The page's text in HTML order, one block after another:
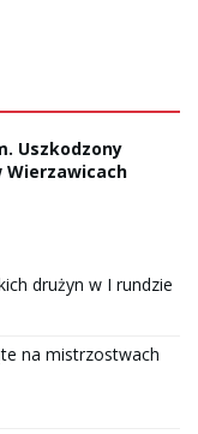
Uszkodzony
Wierzawicach
drużyn w I rundzie
na mistrzostwach